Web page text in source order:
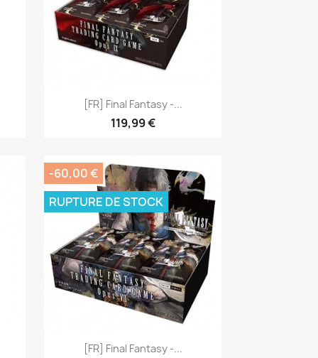
[FR] Final Fantasy -...
119,99 €
Aperçu rapide
[FR] Final Fantasy -...
-60,00 €
RUPTURE DE STOCK
Aperçu rapide